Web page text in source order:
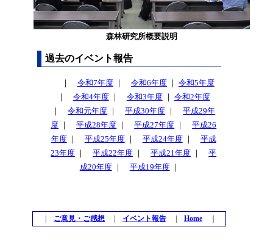
森林研究所概要説明
過去のイベント報告
｜ 令和7年度｜ 令和6年度｜ 令和5年度
｜ 令和4年度｜ 令和3年度｜ 令和2年度
｜令和元年度 ｜平成30年度 ｜平成29年
度 ｜平成28年度 ｜平成27年度 ｜平成26
年度｜ 平成25年度｜ 平成24年度｜ 平成
23年度 ｜平成22年度 ｜平成21年度 ｜平
成20年度｜ 平成19年度｜
ご意見・ご感想| イベント報告| Home｜